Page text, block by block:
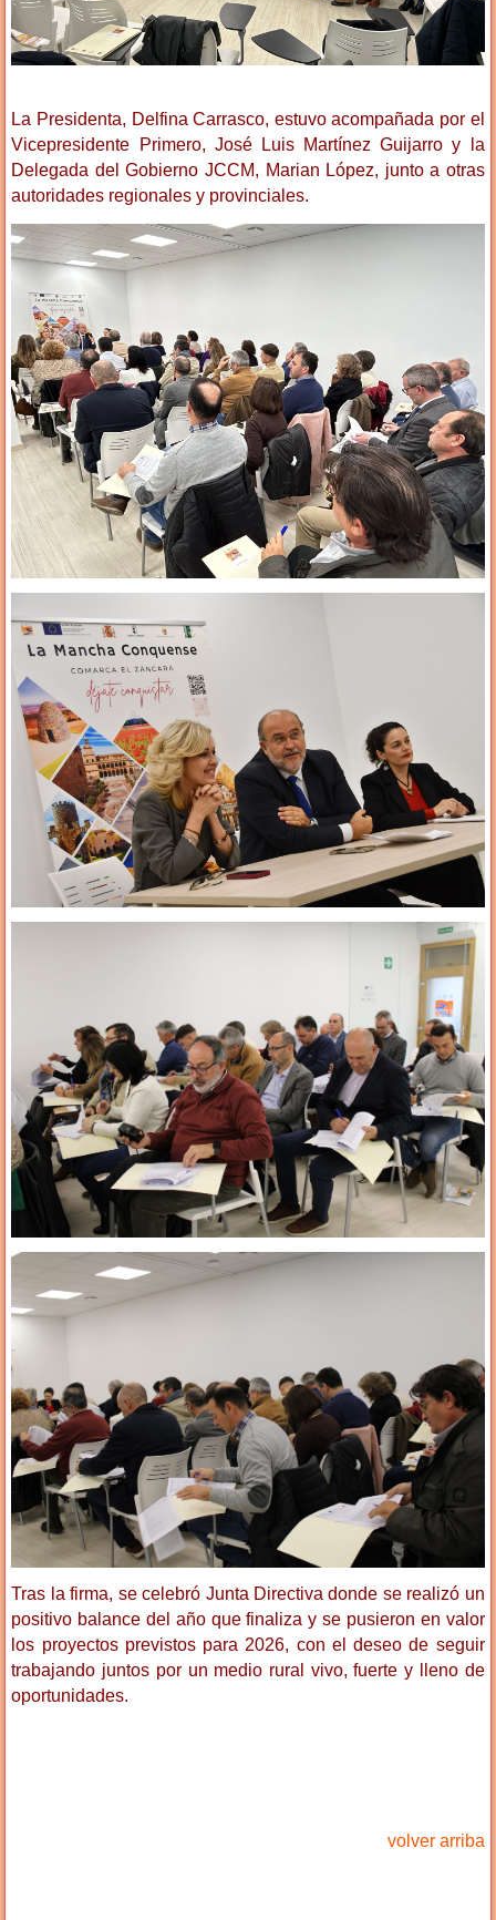
La Presidenta, Delfina Carrasco, estuvo acompañada por el
Vicepresidente Primero, José Luis Martínez Guijarro y la
Delegada del Gobierno JCCM, Marian López, junto a otras
autoridades regionales y provinciales.
Tras la firma, se celebró Junta Directiva donde se realizó un
positivo balance del año que finaliza y se pusieron en valor
los proyectos previstos para 2026, con el deseo de seguir
trabajando juntos por un medio rural vivo, fuerte y lleno de
oportunidades.
volver arriba